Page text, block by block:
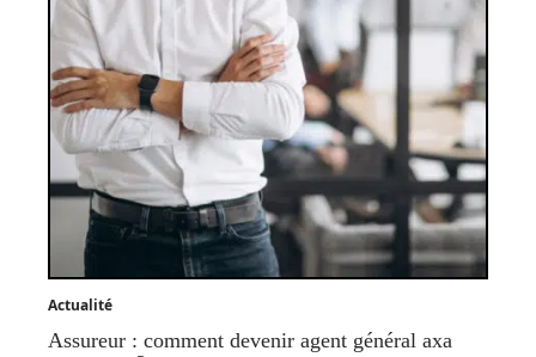
Actualité
Assureur : comment devenir agent général axa